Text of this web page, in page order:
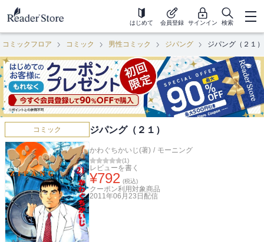
はじめて 会員登録 サインイン 検索
コミックフロア コミック 男性コミック ジパング ジパング（２１）
コミック ジパング（２１）
かわぐちかいじ(著) / モーニング
(1)
レビューを書く
¥792 (税込)
クーポン利用対象商品
2011年06月23日 配信